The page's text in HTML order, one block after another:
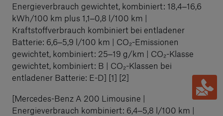
Energieverbrauch gewichtet, kombiniert: 18,4‒16,6
kWh/100 km plus 1,1‒0,8 l/100 km |
Kraftstoffverbrauch kombiniert bei entladener
Batterie: 6,6‒5,9 l/100 km | CO₂-Emissionen
gewichtet, kombiniert: 25‒19 g/km | CO₂-Klasse
gewichtet, kombiniert: B | CO₂-Klassen bei
entladener Batterie: E-D] [1] [2]
[Mercedes-Benz A 200 Limousine |
Energieverbrauch kombiniert: 6,4‒5,8 l/100 km |